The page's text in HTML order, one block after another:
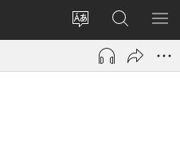
Changer
langue
Se
connecter
sur
JW.ORG